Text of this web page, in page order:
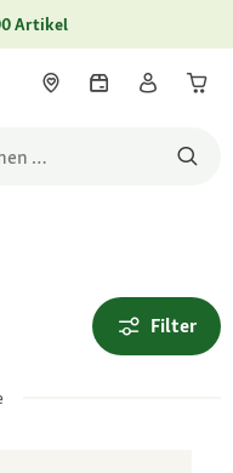
Artikel
Filter